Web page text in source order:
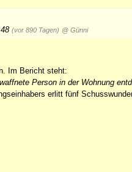
(vor 890 Tagen) @ Günni
Im Bericht steht:
Person in der Wohnung
erlitt fünf